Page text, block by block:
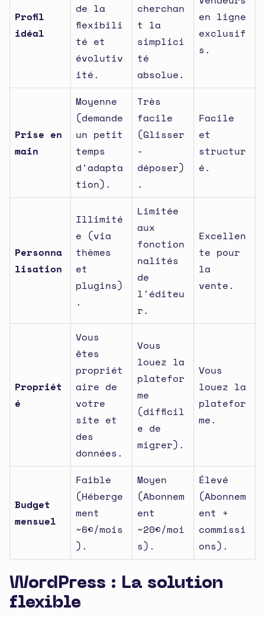
Profil
idéal
de la
flexibili
té et
évolutiv
ité.
cherchan
t la
simplici
té
absolue.
en ligne
exclusif
s.
Prise en
main
Moyenne
(demande
un petit
temps
d'adapta
tion).
Très
facile
(Glisser
-
déposer)
.
Facile
et
structur
é.
Personna
lisation
Illimité
e (via
thèmes
et
plugins)
.
Limitée
aux
fonction
nalités
de
l'éditeu
r.
Excellen
te pour
la
vente.
Propriét
é
Vous
êtes
propriét
aire de
votre
site et
des
données.
Vous
louez la
platefor
me
(difficil
e de
migrer).
Vous
louez la
platefor
me.
Budget
mensuel
Faible
(Héberge
ment
~6€/mois
).
Moyen
(Abonnem
ent
~20€/moi
s).
Élevé
(Abonnem
ent +
commissi
ons).
WordPress : La solution
flexible